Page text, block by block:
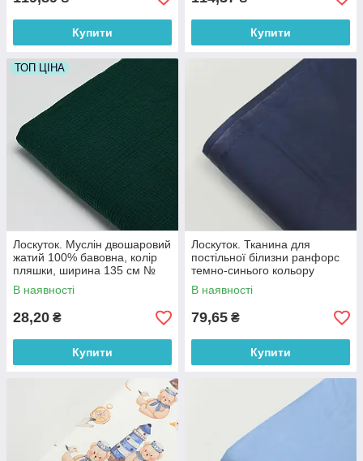
Купити Купити
ТОП ЦІНА
Лоскуток. Муслін двошаровий
жатий 100% бавовна, колір
пляшки, ширина 135 см №
МЖ2-70,45*50 см
В наявності
28,20 ₴
Купити
Лоскуток. Тканина для
постільної білизни ранфорс
темно-синього кольору
Туреччина 240 см No WH-
0074-83, 45*240 см
В наявності
79,65 ₴
Купити